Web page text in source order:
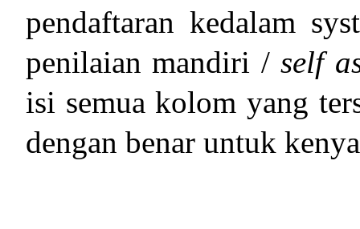
pendaftaran kedalam
penilaian mandiri /self
isi semua kolom yang
dengan benar untuk